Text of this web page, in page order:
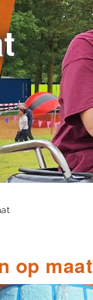
op maat